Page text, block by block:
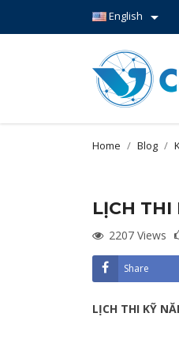
English 
Home Blog
LỊCH THI
2207 Views
Share
LỊCH THI KỸ